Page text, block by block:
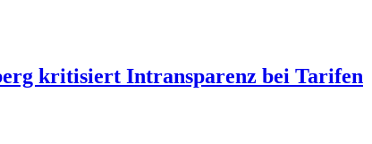
kritisiert Intransparenz bei Tarifen